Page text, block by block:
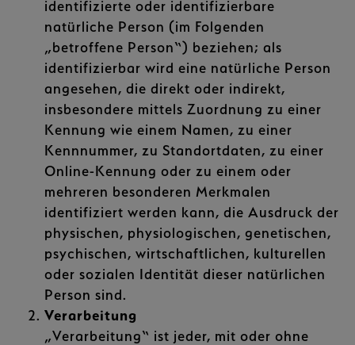
identifizierte oder identifizierbare
natürliche Person (im Folgenden
„betroffene Person“) beziehen; als
identifizierbar wird eine natürliche Person
angesehen, die direkt oder indirekt,
insbesondere mittels Zuordnung zu einer
Kennung wie einem Namen, zu einer
Kennnummer, zu Standortdaten, zu einer
Online-Kennung oder zu einem oder
mehreren besonderen Merkmalen
identifiziert werden kann, die Ausdruck der
physischen, physiologischen, genetischen,
psychischen, wirtschaftlichen, kulturellen
oder sozialen Identität dieser natürlichen
Person sind.
Verarbeitung
„Verarbeitung“ ist jeder, mit oder ohne